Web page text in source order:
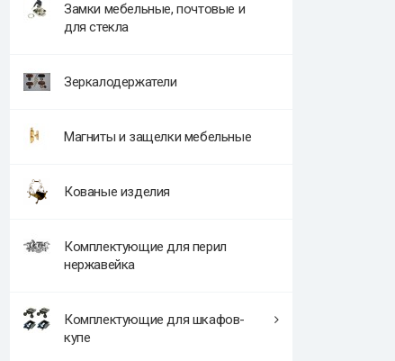
Замки мебельные, почтовые и
для стекла
Зеркалодержатели
Магниты и защелки мебельные
Кованые изделия
Комплектующие для перил
нержавейка
Комплектующие для шкафов-
купе